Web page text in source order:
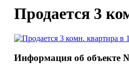
Продается 3
Информация об объекте